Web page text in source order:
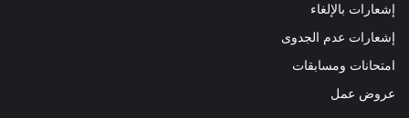
إشعارات بالإلغاء
إشعارات عدم الجدوى
امتحانات ومسابقات
عروض عمل